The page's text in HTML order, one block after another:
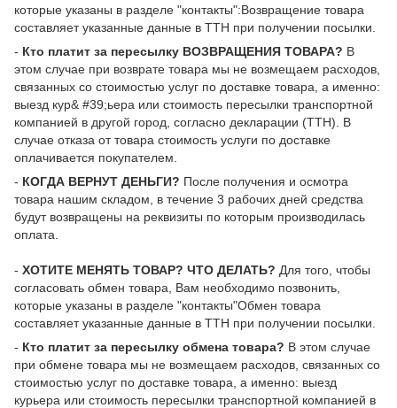
которые указаны в разделе "контакты":Возвращение товара
составляет указанные данные в ТТН при получении посылки.
- Кто платит за пересылку ВОЗВРАЩЕНИЯ ТОВАРА? В
этом случае при возврате товара мы не возмещаем расходов,
связанных со стоимостью услуг по доставке товара, а именно:
выезд кур& #39;ьера или стоимость пересылки транспортной
компанией в другой город, согласно декларации (ТТН). В
случае отказа от товара стоимость услуги по доставке
оплачивается покупателем.
- КОГДА ВЕРНУТ ДЕНЬГИ? После получения и осмотра
товара нашим складом, в течение 3 рабочих дней средства
будут возвращены на реквизиты по которым производилась
оплата.
- ХОТИТЕ МЕНЯТЬ ТОВАР? ЧТО ДЕЛАТЬ? Для того, чтобы
согласовать обмен товара, Вам необходимо позвонить,
которые указаны в разделе "контакты"Обмен товара
составляет указанные данные в ТТН при получении посылки.
- Кто платит за пересылку обмена товара? В этом случае
при обмене товара мы не возмещаем расходов, связанных со
стоимостью услуг по доставке товара, а именно: выезд
курьера или стоимость пересылки транспортной компанией в